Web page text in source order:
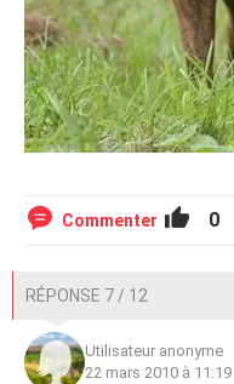
Commenter 0
RÉPONSE 7 / 12
Utilisateur anonyme
22 mars 2010 à 11:19